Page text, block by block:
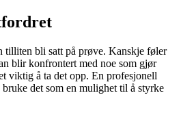
tilliten bli satt på prøve. Kanskje føler
blir konfrontert med noe som gjør
viktig å ta det opp. En profesjonell
det som en mulighet til å styrke